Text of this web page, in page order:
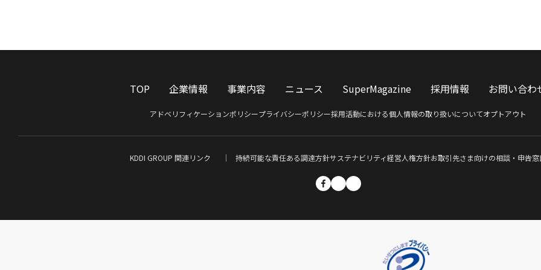
TOP 企業情報 事業内容 ニュース SuperMagazine 採用情報 お問い合わ
アドベリフィケーションポリシープライバシーポリシー採用活動における個人情報の取り扱いについてオプトアウト
KDDI GROUP 関連リンク 持続可能な責任ある調達方針サステナビリティ経営人権方針お取引先さま向けの相談・申告窓